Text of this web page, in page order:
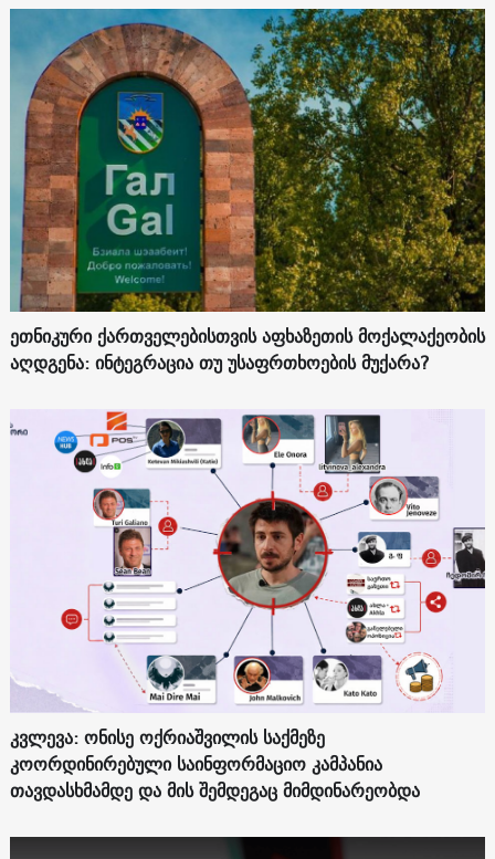
ეთნიკური ქართველებისთვის აფხაზეთის მოქალაქეობის
აღდგენა: ინტეგრაცია თუ უსაფრთხოების მუქარა?
კვლევა: ონისე ოქრიაშვილის საქმეზე
კოორდინირებული საინფორმაციო კამპანია
თავდასხმამდე და მის შემდეგაც მიმდინარეობდა